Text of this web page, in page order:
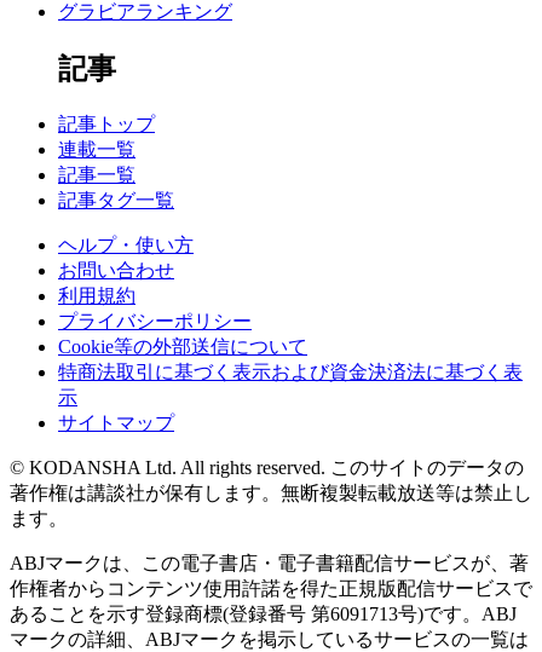
グラビアランキング
記事
記事トップ
連載一覧
記事一覧
記事タグ一覧
ヘルプ・使い方
お問い合わせ
利用規約
プライバシーポリシー
Cookie等の外部送信について
特商法取引に基づく表示および資金決済法に基づく表
示
サイトマップ
© KODANSHA Ltd. All rights reserved. このサイトのデータの
著作権は講談社が保有します。無断複製転載放送等は禁止し
ます。
ABJマークは、この電子書店・電子書籍配信サービスが、著
作権者からコンテンツ使用許諾を得た正規版配信サービスで
あることを示す登録商標(登録番号 第6091713号)です。ABJ
マークの詳細、ABJマークを掲示しているサービスの一覧は